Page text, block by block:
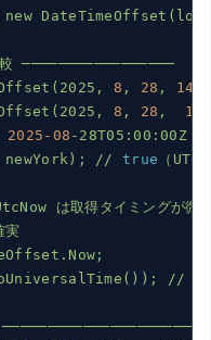
new
─────────────────
8 , 28 , 14
8 , 28 , 1
2025 -08 -28T05:00:00Z
newYork); // true （UTC
は取得タイミングが微
実
//